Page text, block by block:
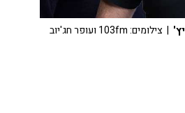
| צילומים: 103fm ועופר חג'יוב